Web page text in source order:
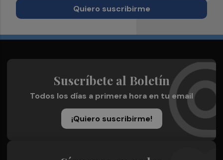
Quiero suscribirme
Suscríbete al Boletín
Todos los días a primera hora en tu email
¡Quiero suscribirme!